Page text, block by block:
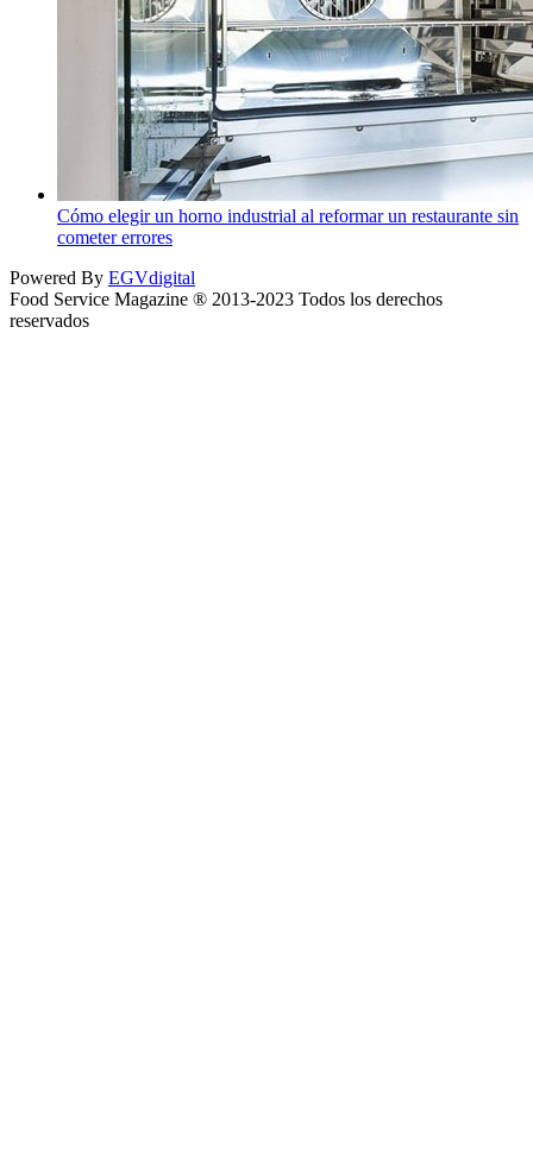
Cómo elegir un horno industrial al reformar un restaurante sin
cometer errores
Powered By EGVdigital
Food Service Magazine ® 2013-2023 Todos los derechos
reservados